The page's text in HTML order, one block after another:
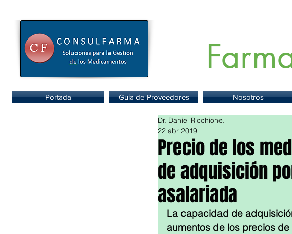
Portada Guía de Proveedores Nosotros
Precio de los
de adquisición
asalariada
Dr. Daniel Ricchione.
22 abr 2019
La capacidad de
aumentos de los precios